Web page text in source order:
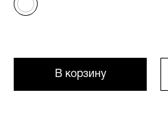
В корзину